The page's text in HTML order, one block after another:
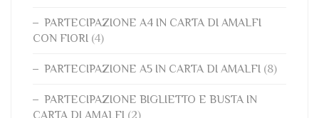
PARTECIPAZIONE A4 IN CARTA DI AMALFI
CON FIORI (4)
PARTECIPAZIONE A5 IN CARTA DI AMALFI (8)
PARTECIPAZIONE BIGLIETTO E BUSTA IN
CARTA DI AMALFI (2)